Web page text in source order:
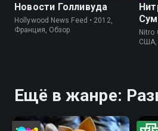
Новости Голливуда
Hollywood News Feed • 2012,
Франция, Обзор
Nitro
США,
Ещё в жанре: